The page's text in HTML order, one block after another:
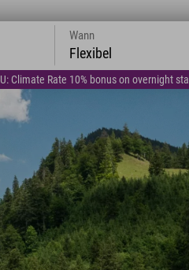
Climate Rate 10% bonus on overnight
Wann
Flexibel